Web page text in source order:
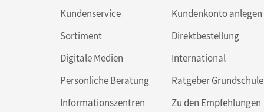
Kundenservice
Sortiment
Digitale Medien
Persönliche Beratung
Informationszentren
Kundenkonto anlegen
Direktbestellung
International
Ratgeber Grundschule
Zu den Empfehlungen